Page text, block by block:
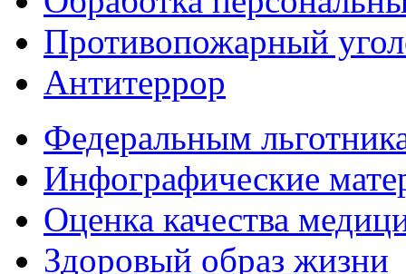
Противопожарный
Антитеррор
Федеральным
Инфографические
Оценка качества
Здоровый образ жизни